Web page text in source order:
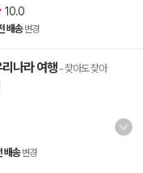
10.0
배송 변경
나라 여행 - 찾아도 찾아
배송 변경